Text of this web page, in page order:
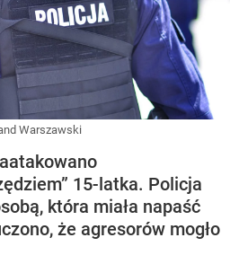
Warszawski
15-latka. Policja
która miała napaść
że agresorów mogło